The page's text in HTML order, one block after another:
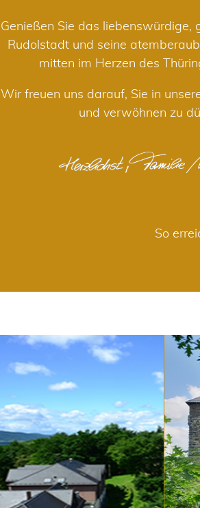
Genießen Sie das liebenswürdige,
Rudolstadt und seine
mitten im Herzen des
Wir freuen uns darauf, Sie in
und verwöhnen zu
So
HOTEL